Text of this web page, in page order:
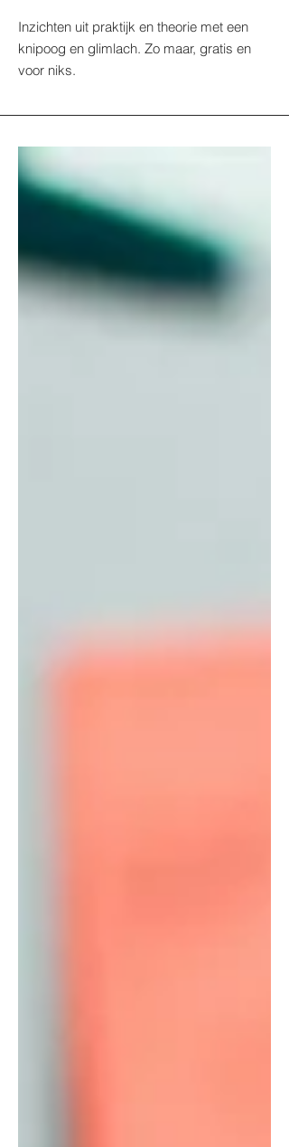
Inzichten uit praktijk en theorie met een
knipoog en glimlach. Zo maar, gratis en
voor niks.